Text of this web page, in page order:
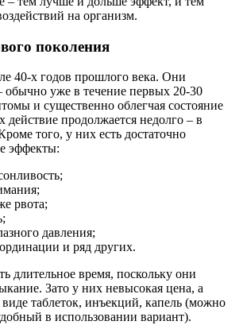
на организм.
поколения
40-х годов прошлого века. Они
обычно уже в течение первых 20-30
и существенно облегчая состояние
действие продолжается недолго – в
того, у них есть достаточно
эффекты:
рвота;
давления;
и ряд других.
длительное время, поскольку они
Зато у них невысокая цена, а
таблеток, инъекций, капель (можно
в использовании вариант).